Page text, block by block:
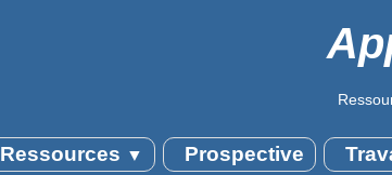
Ressources ▼ Prospective